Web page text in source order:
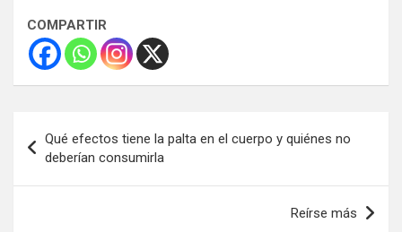
COMPARTIR
de
entradas
Qué efectos tiene la palta en el cuerpo y quiénes no
deberían consumirla
Reírse más